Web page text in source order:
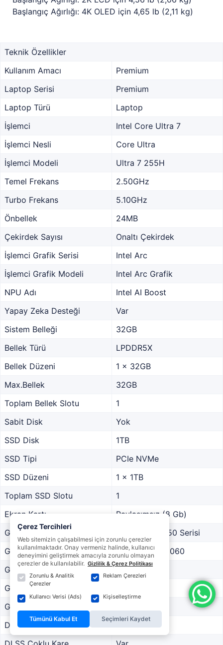
Başlangıç Ağırlığı: 4K OLED için 4,65 lb (2,11 kg)
Teknik Özellikler
Kullanım Amacı
Premium
Laptop Serisi
Premium
Laptop Türü
Laptop
İşlemci
Intel Core Ultra 7
İşlemci Nesli
Core Ultra
İşlemci Modeli
Ultra 7 255H
Temel Frekans
2.50GHz
Turbo Frekans
5.10GHz
Önbellek
24MB
Çekirdek Sayısı
Onaltı Çekirdek
İşlemci Grafik Serisi
Intel Arc
İşlemci Grafik Modeli
Intel Arc Grafik
NPU Adı
Intel AI Boost
Yapay Zeka Desteği
Var
Sistem Belleği
32GB
Bellek Türü
LPDDR5X
Bellek Düzeni
1 x 32GB
Max.Bellek
32GB
Toplam Bellek Slotu
1
Sabit Disk
Yok
SSD Disk
1TB
SSD Tipi
PCIe NVMe
SSD Düzeni
1 x 1TB
Toplam SSD Slotu
1
Ekran Kartı
Paylaşımsız (8 Gb)
Grafik Serisi
GeForce RTX 50 Serisi
Grafik İşlemcisi
GeForce RTX5060
Grafik Genişliği
128Bit
Grafik Yapısı
Grafik Gücü
DLSS Sürümü
DLSS 4
Çerez Tercihleri
Web sitemizin çalışabilmesi için zorunlu çerezler
kullanılmaktadır. Onay vermeniz halinde, kullanıcı
deneyimini geliştirmek amacıyla zorunlu olmayan
çerezler de kullanılabilir. Gizlilik & Çerez Politikası
Zorunlu & Analitik
Çerezler
Reklam Çerezleri
Kullanıcı Verisi (Ads) Kişiselleştirme
Tümünü Kabul Et Seçimleri Kaydet